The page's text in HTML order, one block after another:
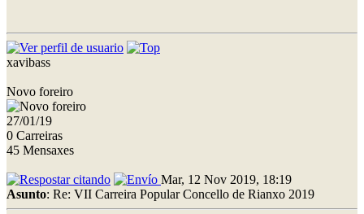
xavibass
Novo foreiro
27/01/19
0 Carreiras
45 Mensaxes
Mar, 12 Nov 2019, 18:19
Asunto: Re: VII Carreira Popular Concello de Rianxo 2019